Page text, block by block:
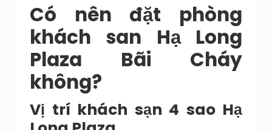
Có nên đặt phòng
khách san Hạ Long
Plaza Bãi Cháy
không?
Vị trí khách sạn 4 sao Hạ